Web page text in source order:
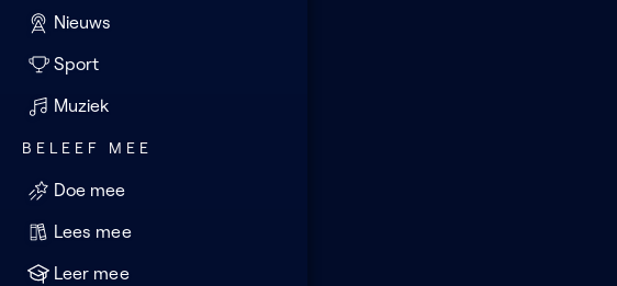
Nieuws
Sport
Muziek
BELEEF MEE
Doe mee
Lees mee
Leer mee